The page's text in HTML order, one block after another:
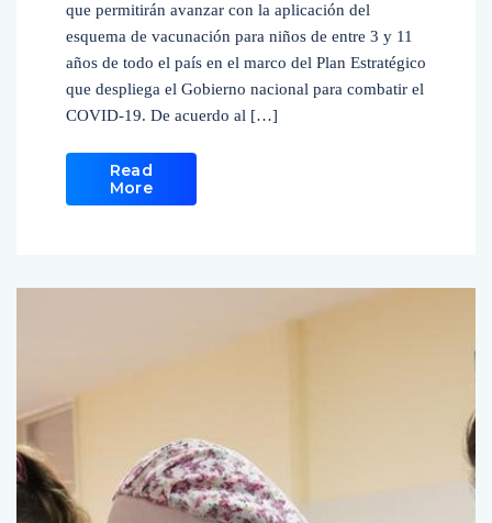
que permitirán avanzar con la aplicación del
esquema de vacunación para niños de entre 3 y 11
años de todo el país en el marco del Plan Estratégico
que despliega el Gobierno nacional para combatir el
COVID-19. De acuerdo al […]
Read
More